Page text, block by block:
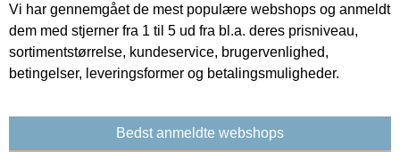
Vi har gennemgået de mest populære webshops og anmeldt
dem med stjerner fra 1 til 5 ud fra bl.a. deres prisniveau,
sortimentstørrelse, kundeservice, brugervenlighed,
betingelser, leveringsformer og betalingsmuligheder.
Bedst anmeldte webshops